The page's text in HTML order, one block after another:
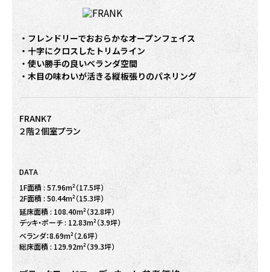
フレンドリーでおおらかなオープンフェイス
十字にクロスしたトリムライン
使い勝手の良いベランダ空間
木目の味わいが活きる縦板張りのパネリング
FRANK7
２階２個室プラン
DATA
1F面積 : 57.96m²（17.5坪）
2F面積 : 50.44m²（15.3坪）
延床面積 : 108.40m²（32.8坪）
デッキ・ポーチ : 12.83m²（3.9坪）
ベランダ：8.69m²（2.6坪）
総床面積 : 129.92m²（39.3坪）